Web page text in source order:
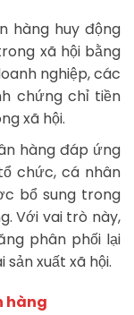
hàng huy động
xã hội bằng
nghiệp, các
chứng chỉ tiền
xã hội.
hàng đáp ứng
chức, cá nhân
bổ sung trong
Với vai trò này,
phân phối lại
xuất xã hội.
hàng